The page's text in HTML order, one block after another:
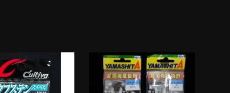
favorite favorite